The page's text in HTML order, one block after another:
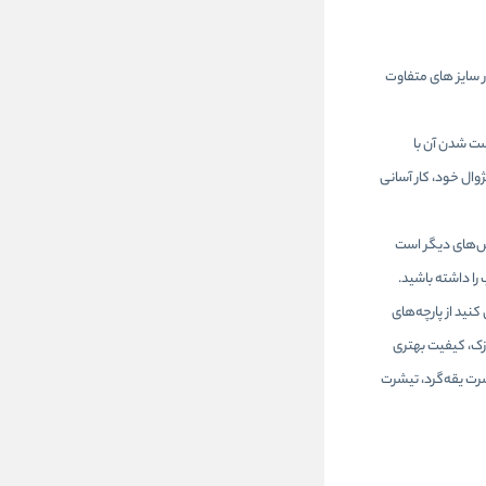
سایز های متفاوت
شدن آن‌ با
خود، کار آسانی
دیگر است
داشته باشید.
از پارچه‌های
کیفیت بهتری
یقه‌گرد، تیشرت